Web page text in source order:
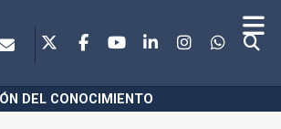
DEL CONOCIMIENTO